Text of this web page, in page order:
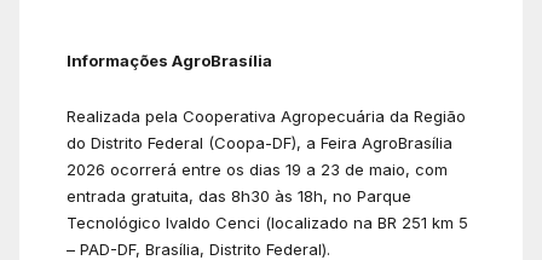
Informações AgroBrasília
Realizada pela Cooperativa Agropecuária da Região
do Distrito Federal (Coopa-DF), a Feira AgroBrasília
2026 ocorrerá entre os dias 19 a 23 de maio, com
entrada gratuita, das 8h30 às 18h, no Parque
Tecnológico Ivaldo Cenci (localizado na BR 251 km 5
– PAD-DF, Brasília, Distrito Federal).